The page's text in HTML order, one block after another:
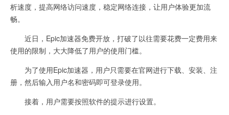
析速度，提高网络访问速度，稳定网络连接，让用户体验更加流
畅。
近日，Epic加速器免费开放，打破了以往需要花费一定费用来
使用的限制，大大降低了用户的使用门槛。
为了使用Epic加速器，用户只需要在官网进行下载、安装、注
册，然后输入用户名和密码即可登录使用。
接着，用户需要按照软件的提示进行设置。